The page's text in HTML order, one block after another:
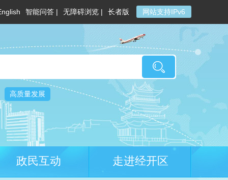
智能问答 | 无障碍浏览 | 长者版 网站支持IPv6
高质量发展
政民互动 走进经开区